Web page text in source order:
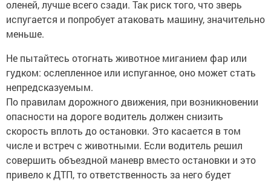
оленей, лучше всего сзади. Так риск того, что зверь
испугается и попробует атаковать машину, значительно
меньше.
Не пытайтесь отогнать животное миганием фар или
гудком: ослепленное или испуганное, оно может стать
непредсказуемым.
По правилам дорожного движения, при возникновении
опасности на дороге водитель должен снизить
скорость вплоть до остановки. Это касается в том
числе и встреч с животными. Если водитель решил
совершить объездной маневр вместо остановки и это
привело к ДТП, то ответственность за него будет